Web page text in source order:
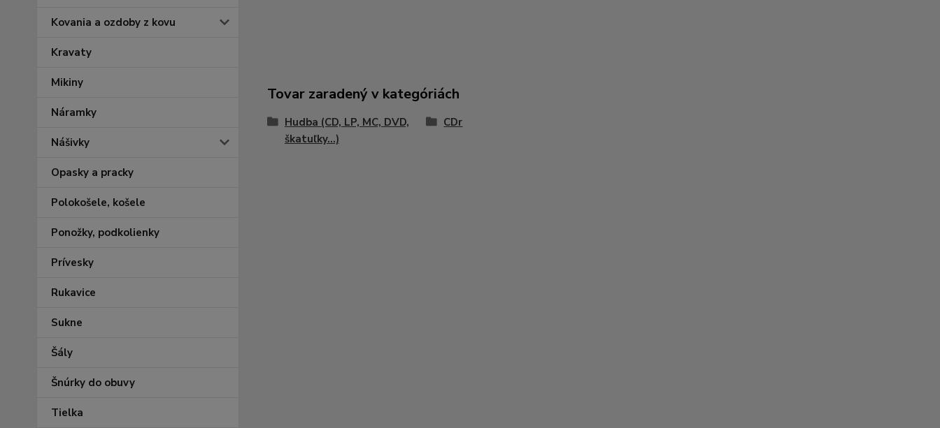
Kovania a ozdoby z kovu
Kravaty
Mikiny
Náramky
Nášivky
Opasky a pracky
Polokošele, košele
Ponožky, podkolienky
Prívesky
Rukavice
Sukne
Šály
Šnúrky do obuvy
Tielka
Tovar zaradený v kategóriách
Hudba (CD, LP, MC, DVD,
škatuľky...)
CDr